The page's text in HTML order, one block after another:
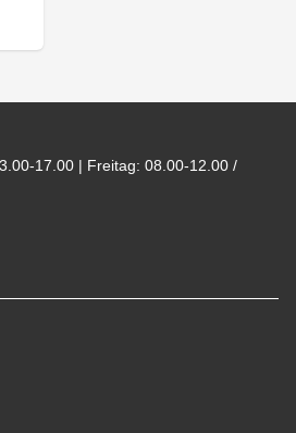
17.00 | Freitag: 08.00-12.00 /